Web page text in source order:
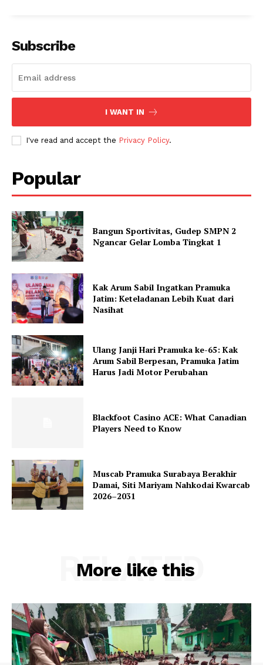
Subscribe
I WANT IN
I've read and accept the Privacy Policy.
Popular
Bangun Sportivitas, Gudep SMPN 2
Ngancar Gelar Lomba Tingkat 1
Kak Arum Sabil Ingatkan Pramuka
Jatim: Keteladanan Lebih Kuat dari
Nasihat
Ulang Janji Hari Pramuka ke-65: Kak
Arum Sabil Berpesan, Pramuka Jatim
Harus Jadi Motor Perubahan
Blackfoot Casino ACE: What Canadian
Players Need to Know
Muscab Pramuka Surabaya Berakhir
Damai, Siti Mariyam Nahkodai Kwarcab
2026–2031
More like this
RELATED